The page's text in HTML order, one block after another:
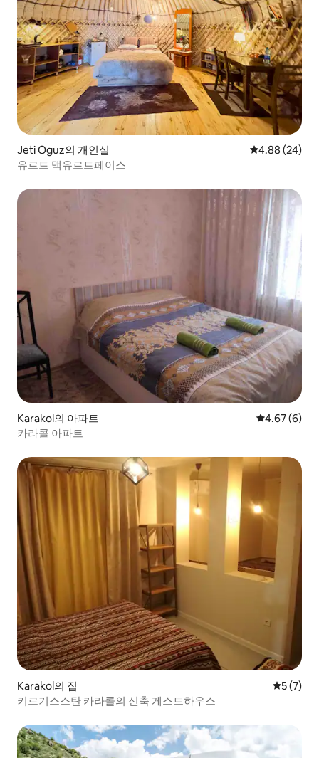
Jeti Oguz의 개인실 평점 4.88점(5
4.88 (24)
유르트 맥유르트페이스
Karakol의 아파트 평점 4.67점
4.67 (6)
카라콜 아파트
Karakol의 집 평점 5점
5 (7)
키르기스스탄 카라콜의 신축 게스트하우스